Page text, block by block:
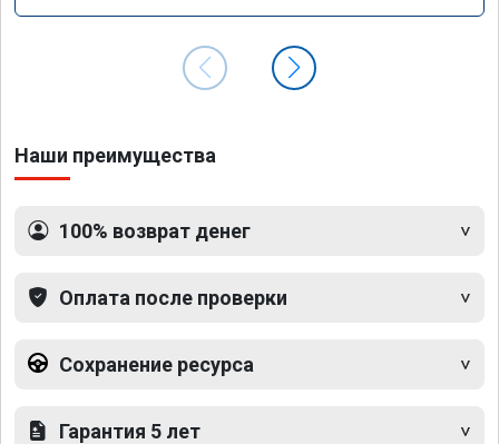
Наши преимущества
100% возврат денег
Оплата после проверки
Сохранение ресурса
Гарантия 5 лет